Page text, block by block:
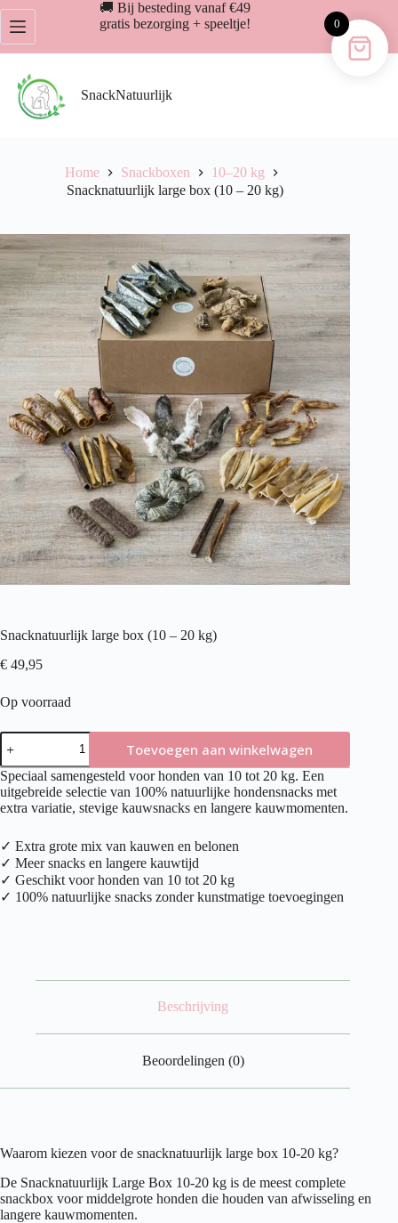
Ga
naar
inhoud
🚚 Bij besteding vanaf €49
gratis bezorging + speeltje!
SnackNatuurlijk
Home Snackboxen
10–20 kg
Snacknatuurlijk large box (10 – 20 kg)
Snacknatuurlijk large box (10 – 20 kg)
€ 49,95
Op voorraad
Snacknatuurlijk
large
box
(10
-
20
aantal
Toevoegen aan winkelwagen
Speciaal samengesteld voor honden van 10 tot 20 kg. Een
uitgebreide selectie van 100% natuurlijke hondensnacks met
extra variatie, stevige kauwsnacks en langere kauwmomenten.
✓ Extra grote mix van kauwen en belonen
✓ Meer snacks en langere kauwtijd
✓ Geschikt voor honden van 10 tot 20 kg
✓ 100% natuurlijke snacks zonder kunstmatige toevoegingen
Beschrijving
Beoordelingen (0)
Waarom kiezen voor de snacknatuurlijk large box 10-20 kg?
De Snacknatuurlijk Large Box 10-20 kg is de meest complete
snackbox voor middelgrote honden die houden van afwisseling en
langere kauwmomenten.
0